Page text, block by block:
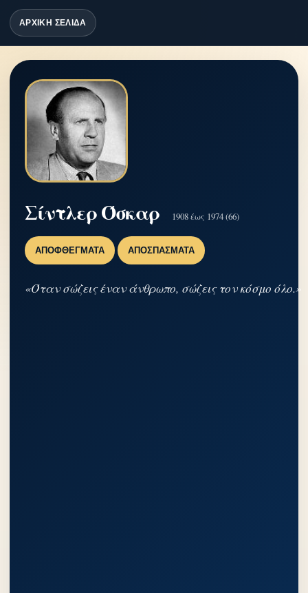
ΑΡΧΙΚΗ ΣΕΛΙΔΑ
Σίντλερ Όσκαρ 1908 έως 1974 (66)
ΑΠΟΦΘΈΓΜΑΤΑ ΑΠΟΣΠΆΣΜΑΤΑ
«Όταν σώζεις έναν άνθρωπο, σώζεις τον κόσμο όλο.»